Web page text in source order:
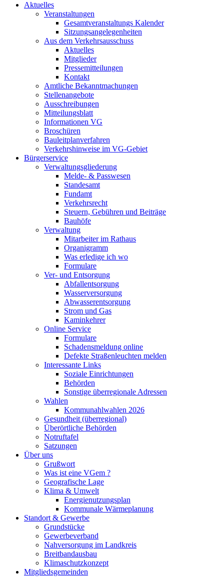
Aktuelles
Veranstaltungen
Gesamtveranstaltungs Kalender
Sitzungsangelegenheiten
Aus dem Verkehrsausschuss
Aktuelles
Mitglieder
Pressemitteilungen
Kontakt
Amtliche Bekanntmachungen
Stellenangebote
Ausschreibungen
Mitteilungsblatt
Informationen VG
Broschüren
Bauleitplanverfahren
Verkehrshinweise im VG-Gebiet
Bürgerservice
Verwaltungsgliederung
Melde- & Passwesen
Standesamt
Fundamt
Verkehrsrecht
Steuern, Gebühren und Beiträge
Bauhöfe
Verwaltung
Mitarbeiter im Rathaus
Organigramm
Was erledige ich wo
Formulare
Ver- und Entsorgung
Abfallentsorgung
Wasserversorgung
Abwasserentsorgung
Strom und Gas
Kaminkehrer
Online Service
Formulare
Schadensmeldung online
Defekte Straßenleuchten melden
Interessante Links
Soziale Einrichtungen
Behörden
Sonstige überregionale Adressen
Wahlen
Kommunahlwahlen 2026
Gesundheit (überregional)
Überörtliche Behörden
Notruftafel
Satzungen
Über uns
Grußwort
Was ist eine VGem ?
Geografische Lage
Klima & Umwelt
Energienutzungsplan
Kommunale Wärmeplanung
Standort & Gewerbe
Grundstücke
Gewerbeverband
Nahversorgung im Landkreis
Breitbandausbau
Klimaschutzkonzept
Mitgliedsgemeinden